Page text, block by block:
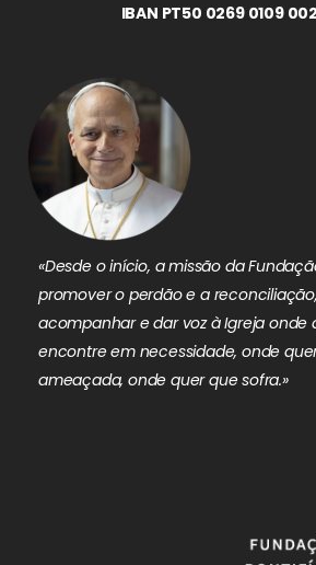
IBAN PT50 0269 0109
«Desde o início, a missão da
promover o perdão e a
acompanhar e dar voz à Igreja onde
encontre em necessidade, onde
ameaçada, onde quer que sofra.»